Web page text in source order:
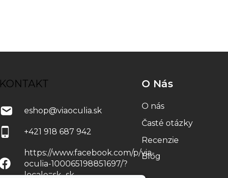
KONTAKT
eshop@viaoculia.sk
+421 918 687 942
https://www.facebook.com/p/via-
oculia-100065198851697/?
locale=sk_sk
O Nás
O nás
Časté otázky
Recenzie
Blog